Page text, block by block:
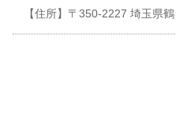
【住所】〒350-2227 埼玉県